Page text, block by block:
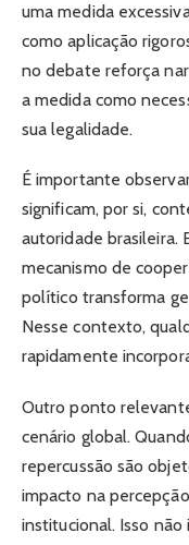
uma medida
como aplicação
no debate reforça
a medida como
sua legalidade.
É importante
significam, por si,
autoridade brasileira.
mecanismo de
político transforma
Nesse contexto,
rapidamente
Outro ponto
cenário global.
repercussão são
impacto na
institucional. Isso não